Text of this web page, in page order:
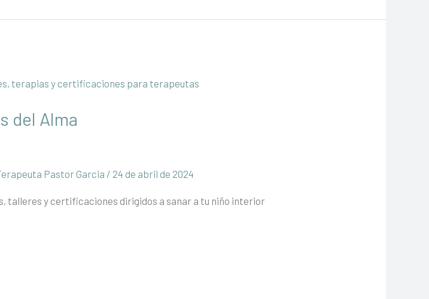
del Alma
Pastor Garcia / 24 de abril de 2024
talleres y certificaciones dirigidos a sanar a tu niño interior